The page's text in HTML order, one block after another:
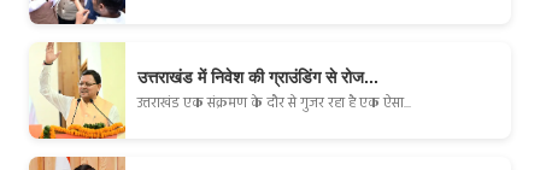
उत्तराखंड में निवेश की ग्राउंडिंग से रोज...
उत्तराखंड एक संक्रमण के दौर से गुजर रहा है एक ऐसा...